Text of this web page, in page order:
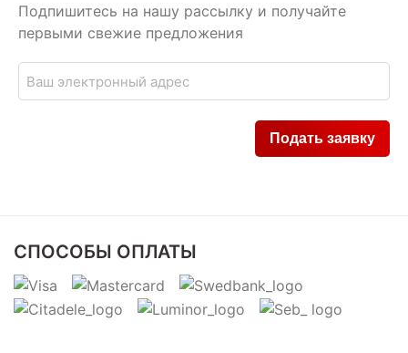
Подпишитесь на нашу рассылку и получайте
первыми свежие предложения
СПОСОБЫ ОПЛАТЫ